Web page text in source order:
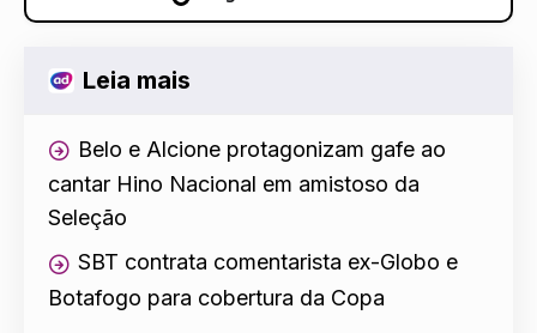
Leia mais
Belo e Alcione protagonizam gafe ao
cantar Hino Nacional em amistoso da
Seleção
SBT contrata comentarista ex-Globo e
Botafogo para cobertura da Copa